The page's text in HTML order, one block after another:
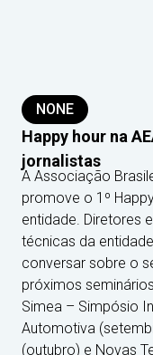
NONE
Happy hour na
jornalistas
A Associação
promove o 1º
entidade. Diretores
técnicas da
conversar sobre o
próximos
Simea – Simpósio
Automotiva
(outubro) e Novas